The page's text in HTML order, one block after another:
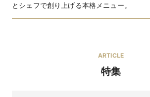
ドレスブランド【DRESSMORE】
とシェフで創り上げる本格メニュー。
ARTICLE
特集